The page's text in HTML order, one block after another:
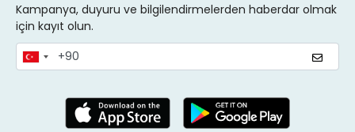
Kampanya, duyuru ve bilgilendirmelerden haberdar olmak
için kayıt olun.